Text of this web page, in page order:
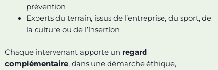
prévention
Experts du terrain, issus de l’entreprise, du sport, de
la culture ou de l’insertion
Chaque intervenant apporte un regard
complémentaire, dans une démarche éthique,